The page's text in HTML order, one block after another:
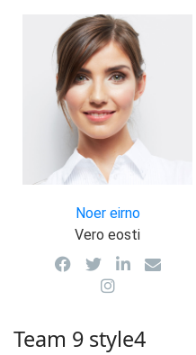
Noer eirno
Vero eosti
Orper arcu velit vel nisi
pellente sque erat et
risus varius sagitt ut
Team 9 style4